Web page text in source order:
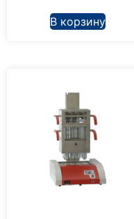
В корзину